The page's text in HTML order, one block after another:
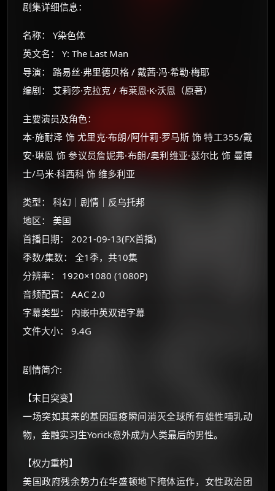
剧集详细信息：
名称： Y染色体
英文名： Y: The Last Man
导演： 路易丝·弗里德贝格 / 戴茜·冯·希勒·梅耶
编剧： 艾莉莎·克拉克 / 布莱恩·K·沃恩（原著）
主要演员及角色：
本·施耐泽 饰 尤里克·布朗/阿什莉·罗马斯 饰 特工355/戴
安·琳恩 饰 参议员詹妮弗·布朗/奥利维亚·瑟尔比 饰 曼博
士/马米·科西科 饰 维多利亚
类型： 科幻｜剧情｜反乌托邦
地区： 美国
首播日期： 2021-09-13(FX首播)
季数/集数： 全1季，共10集
分辨率： 1920×1080 (1080P)
音频配置： AAC 2.0
字幕类型： 内嵌中英双语字幕
文件大小： 9.4G
剧情简介:
【末日突变】
一场突如其来的基因瘟疫瞬间消灭全球所有雄性哺乳动
物，金融实习生Yorick意外成为人类最后的男性。
【权力重构】
美国政府残余势力在华盛顿地下掩体运作，女性政治团
🧧 福利领取站
☕
朋友们辛苦了 💦
你需要的各种会员，都可低价购买！